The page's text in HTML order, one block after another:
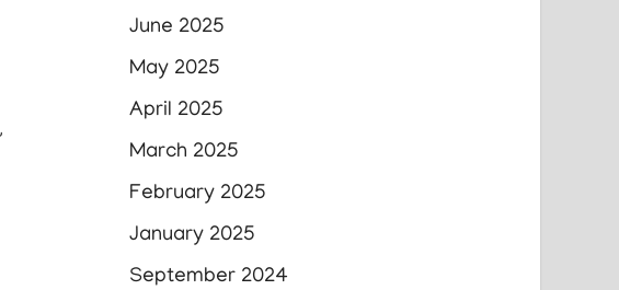
June 2025
May 2025
April 2025
March 2025
February 2025
January 2025
September 2024